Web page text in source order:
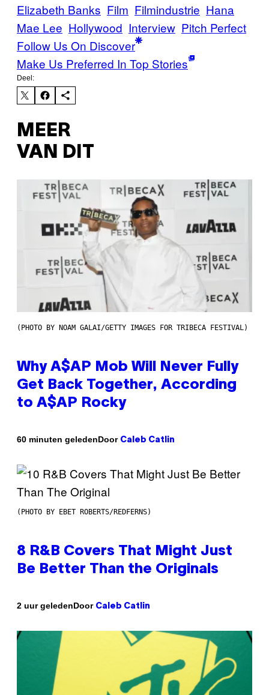
Elizabeth Banks Film Filmindustrie Hana
Mae Lee Hollywood Interview Pitch Perfect
Follow Us On Discover
Make Us Preferred In Top Stories
Deel:
MEER
VAN DIT
(PHOTO BY NOAM GALAI/GETTY IMAGES FOR TRIBECA FESTIVAL)
Why A$AP Mob Will Never Fully
Get Back Together, According
to A$AP Rocky
60 minuten geledenDoor Caleb Catlin
(PHOTO BY EBET ROBERTS/REDFERNS)
8 R&B Covers That Might Just
Be Better Than the Originals
2 uur geledenDoor Caleb Catlin